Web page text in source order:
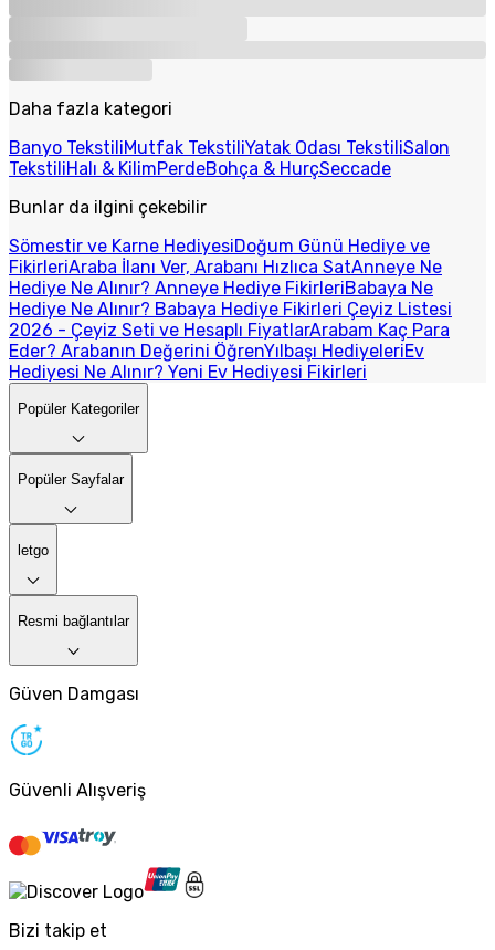
Daha fazla kategori
Banyo TekstiliMutfak TekstiliYatak Odası TekstiliSalon
TekstiliHalı & KilimPerdeBohça & HurçSeccade
Bunlar da ilgini çekebilir
Sömestir ve Karne HediyesiDoğum Günü Hediye ve
FikirleriAraba İlanı Ver, Arabanı Hızlıca SatAnneye Ne
Hediye Ne Alınır? Anneye Hediye FikirleriBabaya Ne
Hediye Ne Alınır? Babaya Hediye Fikirleri Çeyiz Listesi
2026 - Çeyiz Seti ve Hesaplı FiyatlarArabam Kaç Para
Eder? Arabanın Değerini ÖğrenYılbaşı HediyeleriEv
Hediyesi Ne Alınır? Yeni Ev Hediyesi Fikirleri
Popüler Kategoriler
Popüler Sayfalar
letgo
Resmi bağlantılar
Güven Damgası
Güvenli Alışveriş
Bizi takip et